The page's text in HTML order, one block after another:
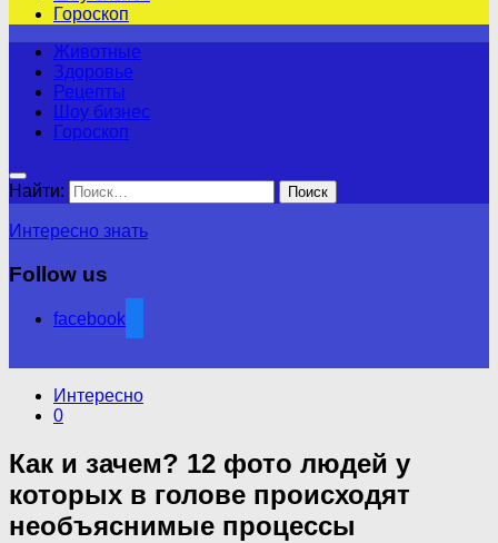
Гороскоп
Животные
Здоровье
Рецепты
Шоу бизнес
Гороскоп
Найти:
Интересно знать
Follow us
facebook
Интересно
0
Как и зачем? 12 фото людей у
которых в голове происходят
необъяснимые процессы